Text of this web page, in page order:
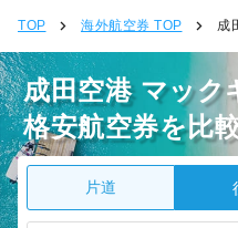
TOP 海外航空券 TOP 成
成田空港 マック
格安航空券を比
片道